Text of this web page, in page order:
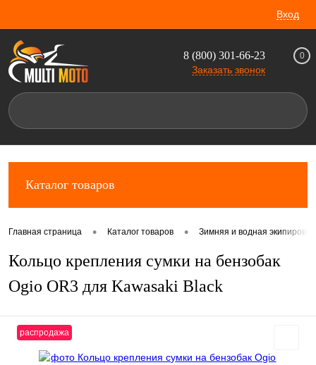
Вход
8 (800) 301-66-23
Заказать звонок
0
Каталог товаров
Главная страница • Каталог товаров • Зимняя и водная
Кольцо крепления сумки на бензобак
Ogio OR3 для Kawasaki Black
распродажа